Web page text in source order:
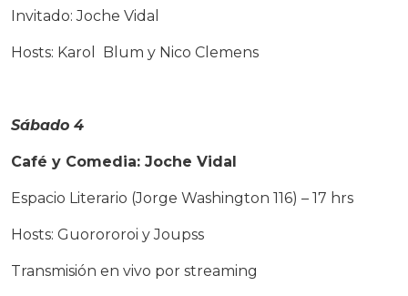
Invitado: Joche Vidal
Hosts: Karol Blum y Nico Clemens
Sábado 4
Café y Comedia: Joche Vidal
Espacio Literario (Jorge Washington 116) – 17 hrs
Hosts: Guorororoi y Joupss
Transmisión en vivo por streaming